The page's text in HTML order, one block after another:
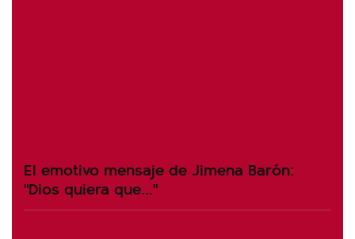
El emotivo mensaje de Jimena Barón:
"Dios quiera que..."